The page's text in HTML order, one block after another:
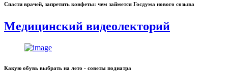
Спасти врачей, запретить конфеты: чем займется Госдума нового созыва
Медицинский видеолекторий
Какую обувь выбрать на лето - советы подиатра